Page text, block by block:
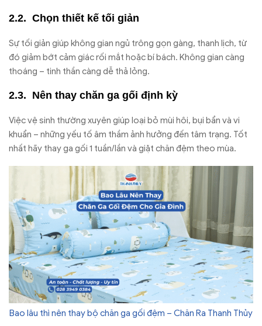
Chọn thiết kế tối giản
Sự tối giản giúp không gian ngủ trông gọn gàng, thanh lịch, từ
đó giảm bớt cảm giác rối mắt hoặc bí bách. Không gian càng
thoáng – tinh thần càng dễ thả lỏng.
Nên thay chăn ga gối định kỳ
Việc vệ sinh thường xuyên giúp loại bỏ mùi hôi, bụi bẩn và vi
khuẩn – những yếu tố âm thầm ảnh hưởng đến tâm trạng. Tốt
nhất hãy thay ga gối 1 tuần/lần và giặt chăn đệm theo mùa.
Bao lâu thì nên thay bộ chăn ga gối đệm – Chăn Ra Thanh Thủy